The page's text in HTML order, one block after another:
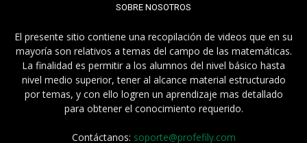
SOBRE NOSOTROS
El presente sitio contiene una recopilación de videos que en su
mayoría son relativos a temas del campo de las matemáticas.
La finalidad es permitir a los alumnos del nivel básico hasta
nivel medio superior, tener al alcance material estructurado
por temas, y con ello logren un aprendizaje mas detallado
para obtener el conocimiento requerido.
Contáctanos: soporte@profefily.com